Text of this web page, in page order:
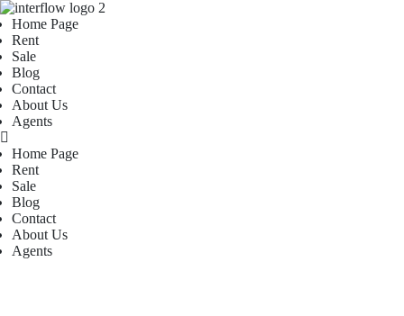
Home Page
Rent
Sale
Blog
Contact
About Us
Agents
Home Page
Rent
Sale
Blog
Contact
About Us
Agents